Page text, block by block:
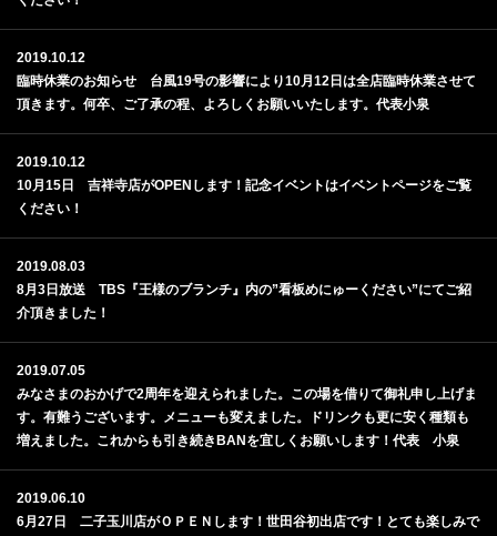
2019.10.12
臨時休業のお知らせ 台風19号の影響により10月12日は全店臨時休業させて
頂きます。何卒、ご了承の程、よろしくお願いいたします。代表小泉
2019.10.12
10月15日 吉祥寺店がOPENします！記念イベントはイベントページをご覧
ください！
2019.08.03
8月3日放送 TBS『王様のブランチ』内の”看板めにゅーください”にてご紹
介頂きました！
2019.07.05
みなさまのおかげで2周年を迎えられました。この場を借りて御礼申し上げま
す。有難うございます。メニューも変えました。ドリンクも更に安く種類も
増えました。これからも引き続きBANを宜しくお願いします！代表 小泉
2019.06.10
6月27日 二子玉川店がＯＰＥＮします！世田谷初出店です！とても楽しみで